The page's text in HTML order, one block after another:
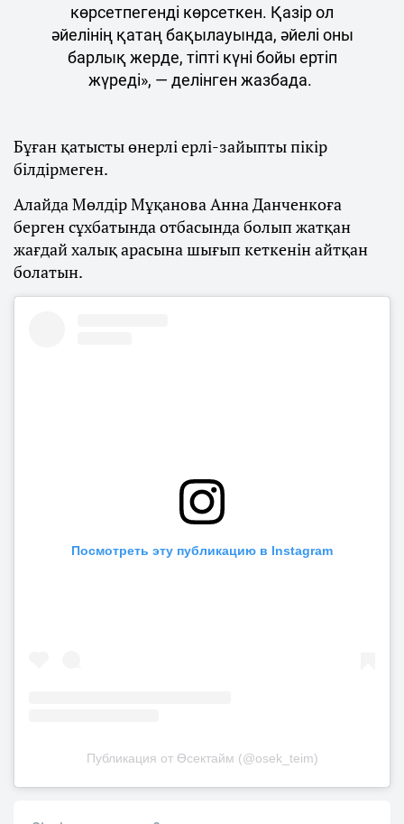
көрсетпегенді көрсеткен. Қазір ол
әйелінің қатаң бақылауындa, әйелі оны
барлық жерде, тіпті күні бойы ертіп
жүреді», — делінген жазбада.
Бұған қатысты өнерлі ерлі-зайыпты пікір
білдірмеген.
Алайда Мөлдір Мұқанова Анна Данченкоға
берген сұхбатында отбасында болып жатқан
жағдай халық арасына шығып кеткенін айтқан
болатын.
Посмотреть эту публикацию в Instagram
Публикация от Өсектайм (@osek_teim)